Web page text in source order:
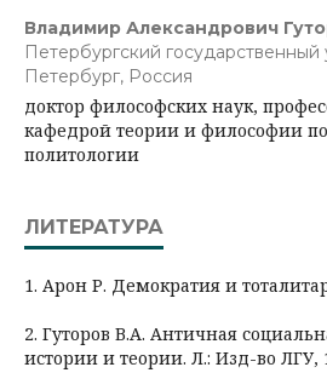
Владимир Александрович
Петербургский государственный
Петербург, Россия
доктор философских наук,
кафедрой теории и философии
политологии
ЛИТЕРАТУРА
1. Арон Р. Демократия и
2. Гуторов В.А. Античная
истории и теории. Л.: Изд-во ЛГУ,